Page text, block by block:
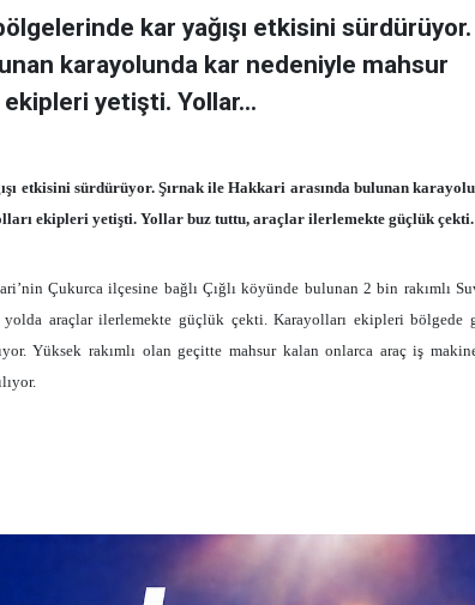
kar yağışı etkisini sürdürüyor.
karayolunda kar nedeniyle mahsur
ekipleri yetişti. Yollar...
etkisini sürdürüyor. Şırnak ile Hakkari arasında bulunan
ekipleri yetişti. Yollar buz tuttu, araçlar ilerlemekte güçlük çekti.
Çukurca ilçesine bağlı Çığlı köyünde bulunan 2 bin rakımlı
araçlar ilerlemekte güçlük çekti. Karayolları ekipleri bölgede
Yüksek rakımlı olan geçitte mahsur kalan onlarca araç iş